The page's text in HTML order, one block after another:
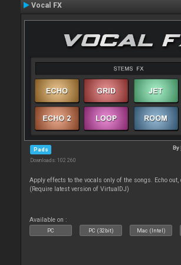
Vocal FX
Pads
Downloads: 102 260
By
Apply effects to the vocals only of the songs. Echo out,
(Require latest version of VirtualDJ)
Available on :
PC PC (32bit) Mac (Intel)